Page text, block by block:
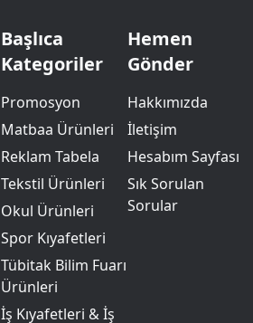
Başlıca
Kategoriler
Promosyon
Matbaa Ürünleri
Reklam Tabela
Tekstil Ürünleri
Okul Ürünleri
Spor Kıyafetleri
Tübitak Bilim Fuarı
Ürünleri
İş Kıyafetleri & İş
Hemen
Gönder
Hakkımızda
İletişim
Hesabım Sayfası
Sık Sorulan
Sorular